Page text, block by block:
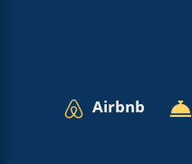
Airbnb